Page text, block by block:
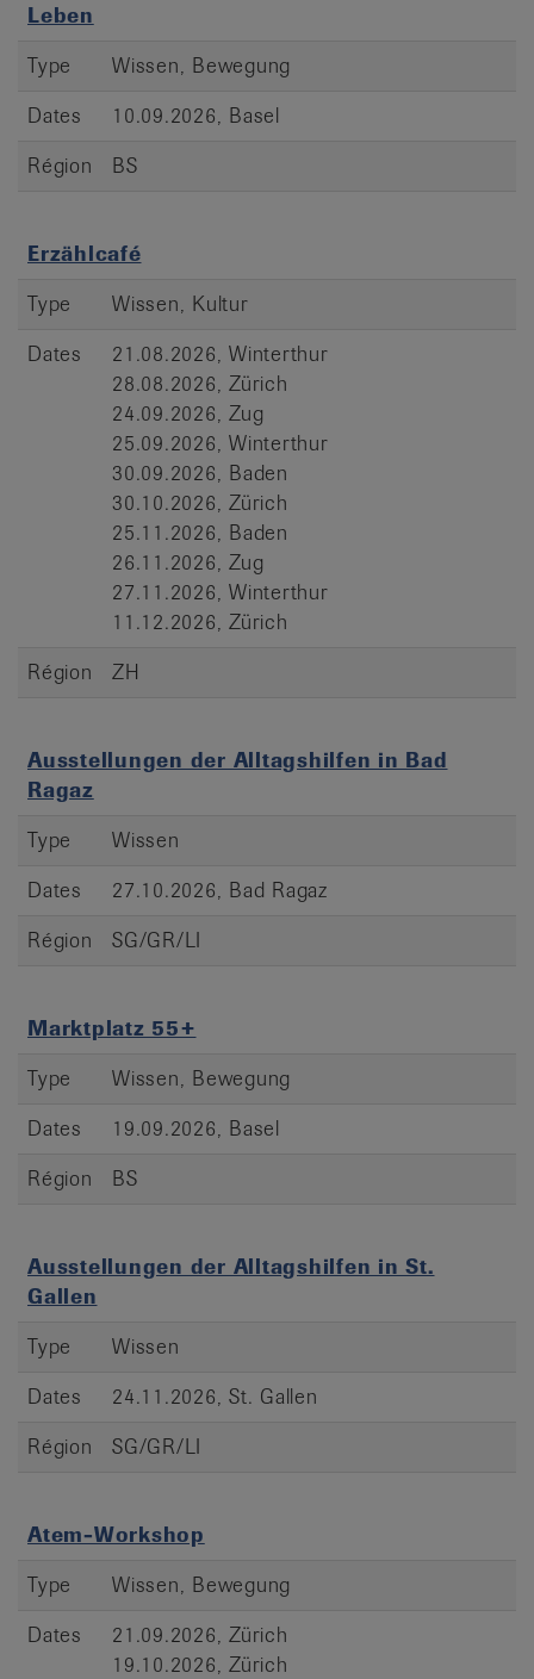
Leben
Type
Wissen, Bewegung
Dates
10.09.2026, Basel
Région
BS
Erzählcafé
Type
Wissen, Kultur
Dates
21.08.2026, Winterthur
28.08.2026, Zürich
24.09.2026, Zug
25.09.2026, Winterthur
30.09.2026, Baden
30.10.2026, Zürich
25.11.2026, Baden
26.11.2026, Zug
27.11.2026, Winterthur
11.12.2026, Zürich
Région
ZH
Ausstellungen der Alltagshilfen in Bad
Ragaz
Type
Wissen
Dates
27.10.2026, Bad Ragaz
Région
SG/GR/LI
Marktplatz 55+
Type
Wissen, Bewegung
Dates
19.09.2026, Basel
Région
BS
Ausstellungen der Alltagshilfen in St.
Gallen
Type
Wissen
Dates
24.11.2026, St. Gallen
Région
SG/GR/LI
Atem-Workshop
Type
Wissen, Bewegung
Dates
21.09.2026, Zürich
19.10.2026, Zürich